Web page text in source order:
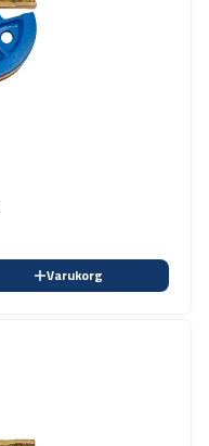
Varukorg